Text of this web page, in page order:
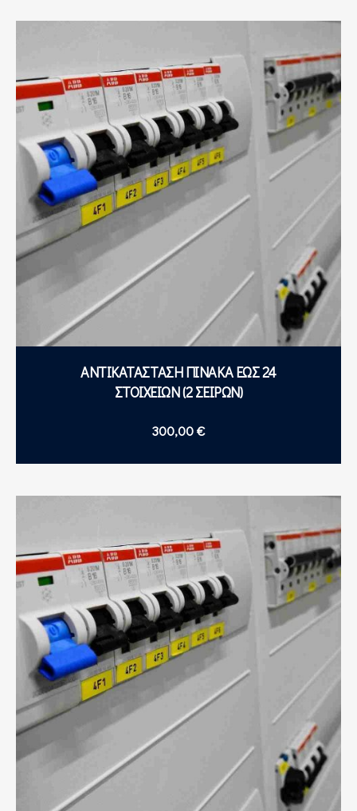
ΑΝΤΙΚΑΤΑΣΤΑΣΗ ΠΙΝΑΚΑ ΕΩΣ 24
ΣΤΟΙΧΕΙΩΝ (2 ΣΕΙΡΩΝ)
300,00€